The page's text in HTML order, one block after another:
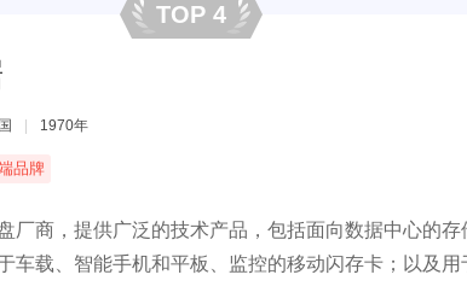
TOP 4
1970年
品牌
厂商，提供广泛的技术产品，包括面向数据中心的
车载、智能手机和平板、监控的移动闪存卡；以及